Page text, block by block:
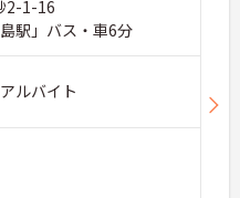
2-1-16
駅」バス・車6分
ルバイト